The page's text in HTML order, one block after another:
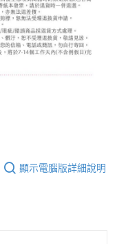
顯示電腦版詳細說明